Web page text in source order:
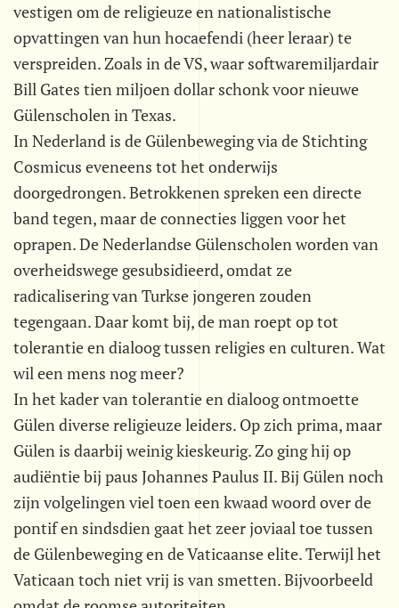
vestigen om de religieuze en nationalistische
opvattingen van hun hocaefendi (heer leraar) te
verspreiden. Zoals in de VS, waar softwaremiljardair
Bill Gates tien miljoen dollar schonk voor nieuwe
Gülenscholen in Texas.
In Nederland is de Gülenbeweging via de Stichting
Cosmicus eveneens tot het onderwijs
doorgedrongen. Betrokkenen spreken een directe
band tegen, maar de connecties liggen voor het
oprapen. De Nederlandse Gülenscholen worden van
overheidswege gesubsidieerd, omdat ze
radicalisering van Turkse jongeren zouden
tegengaan. Daar komt bij, de man roept op tot
tolerantie en dialoog tussen religies en culturen. Wat
wil een mens nog meer?
In het kader van tolerantie en dialoog ontmoette
Gülen diverse religieuze leiders. Op zich prima, maar
Gülen is daarbij weinig kieskeurig. Zo ging hij op
audiëntie bij paus Johannes Paulus II. Bij Gülen noch
zijn volgelingen viel toen een kwaad woord over de
pontif en sindsdien gaat het zeer joviaal toe tussen
de Gülenbeweging en de Vaticaanse elite. Terwijl het
Vaticaan toch niet vrij is van smetten. Bijvoorbeeld